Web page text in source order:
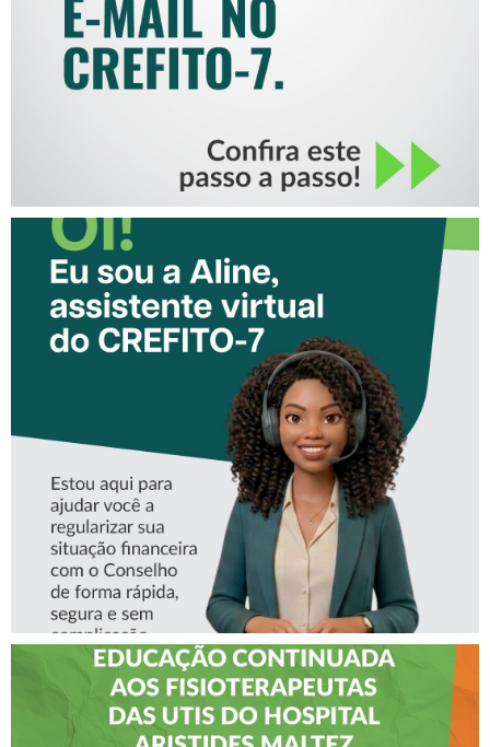
CONHEÇA A ‘ALINE’,
ASSISTENTE VIRTUAL DO
CREFITO-7